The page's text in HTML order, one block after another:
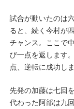
試合が動いたのは
ると、続く今村が
チャンス。ここで
び一点を返します
点、逆転に成功しま
先発の加藤は七回
代わった阿部は九